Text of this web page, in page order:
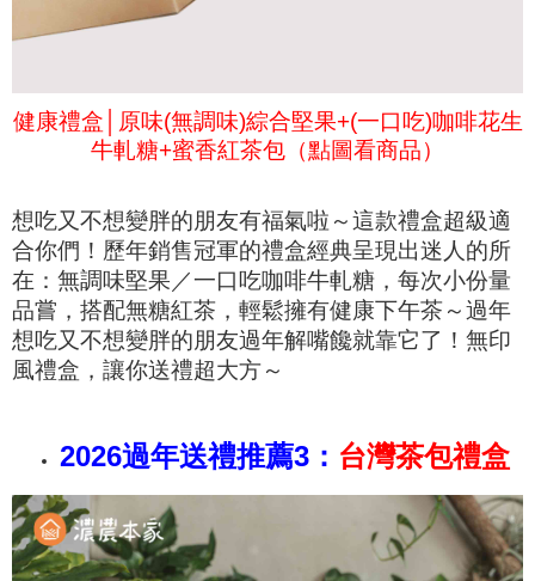
健康禮盒│原味(無調味)綜合堅果+(一口吃)咖啡花生
牛軋糖+蜜香紅茶包（點圖看商品）
想吃又不想變胖的朋友有福氣啦～這款禮盒超級適
合你們！歷年銷售冠軍的禮盒經典呈現出迷人的所
在： 無調味堅果／一口吃咖啡牛軋糖， 每次小份量
品嘗 ，搭配無糖紅茶 ，輕鬆擁有健康下午茶～過年
想吃又不想變胖的朋友過年解嘴饞就靠它了！無印
風禮盒，讓你送禮超大方～
2026過年送禮推薦3： 台灣茶包禮盒